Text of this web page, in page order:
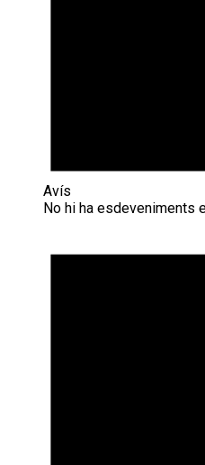
Avís
No hi ha esdeveniments